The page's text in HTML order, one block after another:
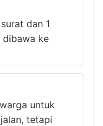
dan 1
dibawa ke
untuk
tetapi